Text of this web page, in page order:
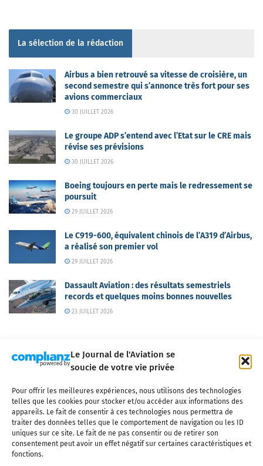
Le Journal de l'Aviation se
soucie de votre vie privée
Pour offrir les meilleures expériences, nous utilisons des technologies
telles que les cookies pour stocker et/ou accéder aux informations des
appareils. Le fait de consentir à ces technologies nous permettra de
traiter des données telles que le comportement de navigation ou les ID
uniques sur ce site. Le fait de ne pas consentir ou de retirer son
consentement peut avoir un effet négatif sur certaines caractéristiques et
fonctions.
La sélection de la rédaction
Airbus a bien retrouvé sa vitesse de croisière, un
second semestre qui s’annonce très fort pour ses
avions commerciaux
30 JUILLET 2026
Le groupe ADP s’entend avec l’Etat sur le CRE mais
révise ses prévisions
30 JUILLET 2026
Boeing toujours en perte mais le redressement se
poursuit
29 JUILLET 2026
Le C919-600, équivalent chinois de l’A319 d’Airbus,
a réalisé son premier vol
29 JUILLET 2026
Dassault Aviation : des résultats semestriels
records et quelques moins bonnes nouvelles
23 JUILLET 2026
Qui sommes-nous ? Nous contacter
Partenaires
Mentions légales
CGV Politique de confidentialité Cookies